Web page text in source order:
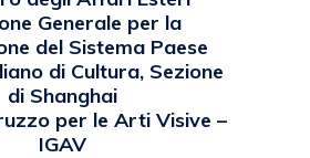
Generale per la
del Sistema Paese
di Cultura, Sezione
di Shanghai
per le Arti Visive –
IGAV